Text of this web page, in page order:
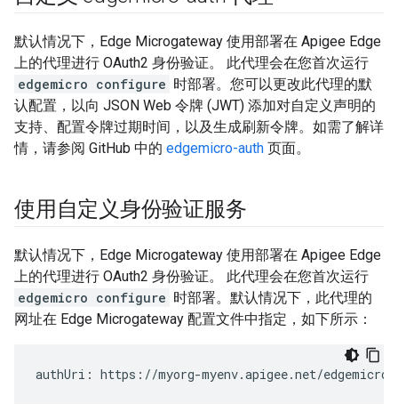
默认情况下，Edge Microgateway 使用部署在 Apigee Edge
上的代理进行 OAuth2 身份验证。 此代理会在您首次运行
edgemicro configure 时部署。您可以更改此代理的默
认配置，以向 JSON Web 令牌 (JWT) 添加对自定义声明的
支持、配置令牌过期时间，以及生成刷新令牌。如需了解详
情，请参阅 GitHub 中的 edgemicro-auth 页面。
使用自定义身份验证服务
默认情况下，Edge Microgateway 使用部署在 Apigee Edge
上的代理进行 OAuth2 身份验证。 此代理会在您首次运行
edgemicro configure 时部署。默认情况下，此代理的
网址在 Edge Microgateway 配置文件中指定，如下所示：
authUri: https://myorg-myenv.apigee.net/edgemicro-